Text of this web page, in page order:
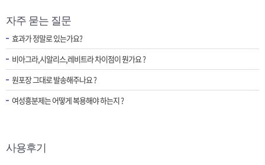
자주 묻는 질문
효과가 정말로 있는가요?
비아그라,시알리스,레비트라 차이점이 뭔가요 ?
원포장 그대로 발송해주나요 ?
여성흥분제는 어떻게 복용해야 하는지 ?
사용후기